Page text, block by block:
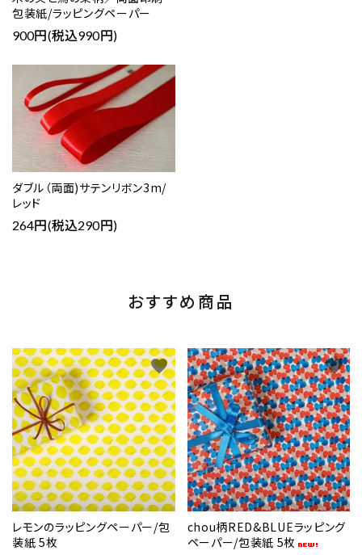
包装紙/ラッピングペーパー
900円(税込990円)
ダブル（両面)サテンリボン3m/
レッド
264円(税込290円)
おすすめ商品
レモンのラッピングペーパー/包
装紙 5枚
favorite
chou柄RED&BLUEラッピング
ペーパー/包装紙 5枚
favorite